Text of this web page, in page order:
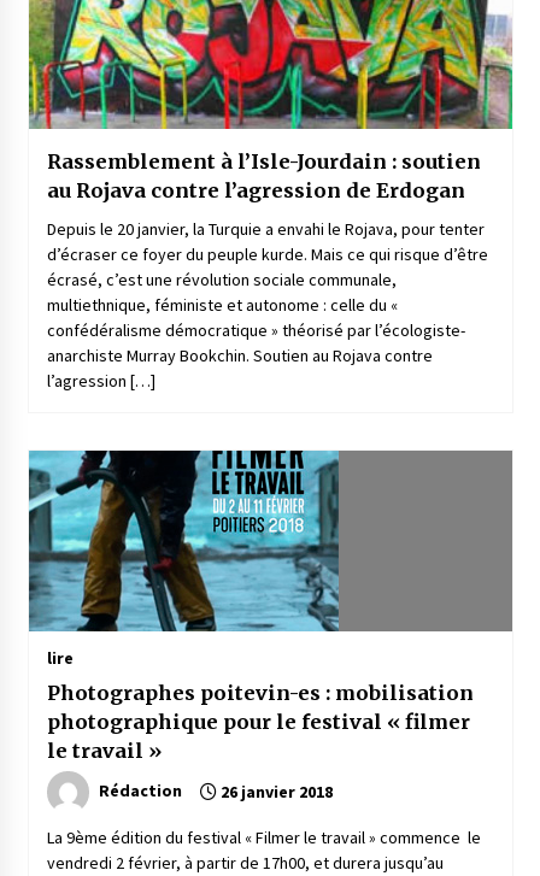
Rassemblement à l’Isle-Jourdain : soutien
au Rojava contre l’agression de Erdogan
Depuis le 20 janvier, la Turquie a envahi le Rojava, pour tenter
d’écraser ce foyer du peuple kurde. Mais ce qui risque d’être
écrasé, c’est une révolution sociale communale,
multiethnique, féministe et autonome : celle du «
confédéralisme démocratique » théorisé par l’écologiste-
anarchiste Murray Bookchin. Soutien au Rojava contre
l’agression […]
lire
Photographes poitevin-es : mobilisation
photographique pour le festival « filmer
le travail »
Rédaction 26 janvier 2018
La 9ème édition du festival « Filmer le travail » commence le
vendredi 2 février, à partir de 17h00, et durera jusqu’au